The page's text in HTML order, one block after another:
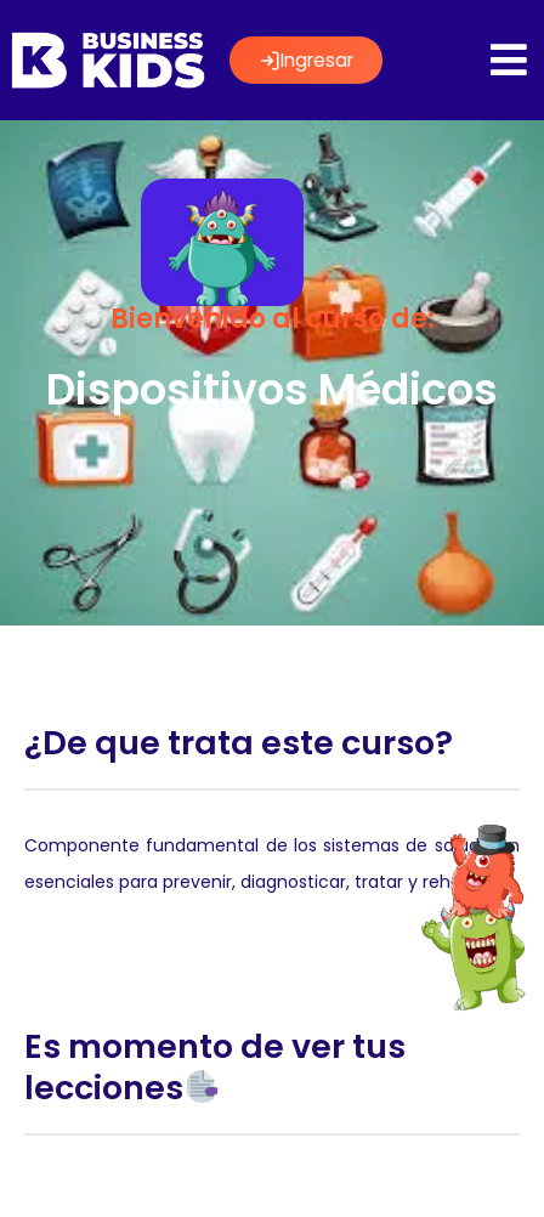
Ingresar
Bienvenido al curso de:
Dispositivos Médicos
¿De que trata este curso?
Componente fundamental de los sistemas de salud; son
esenciales para prevenir, diagnosticar, tratar y rehabilitar.
Es momento de ver tus
lecciones